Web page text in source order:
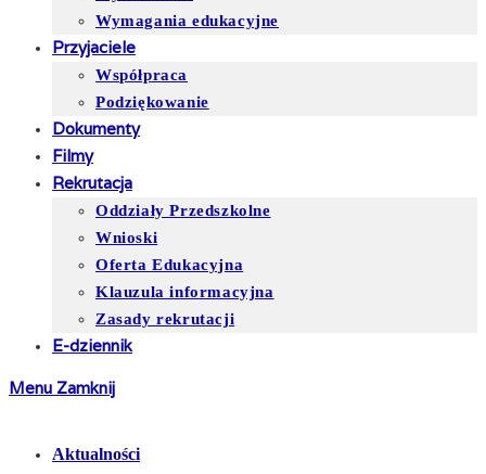
Wymagania edukacyjne
Przyjaciele
Współpraca
Podziękowanie
Dokumenty
Filmy
Rekrutacja
Oddziały Przedszkolne
Wnioski
Oferta Edukacyjna
Klauzula informacyjna
Zasady rekrutacji
E-dziennik
Menu Zamknij
Aktualności